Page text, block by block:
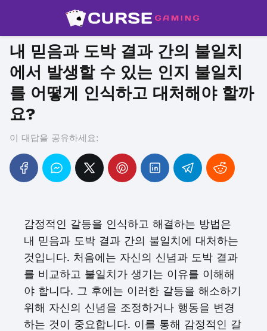
내 믿음과 도박 결과 간의 불일치
에서 발생할 수 있는 인지 불일치
를 어떻게 인식하고 대처해야 할까
요?
이 대답을 공유하세요:
감정적인 갈등을 인식하고 해결하는 방법은
내 믿음과 도박 결과 간의 불일치에 대처하는
것입니다. 처음에는 자신의 신념과 도박 결과
를 비교하고 불일치가 생기는 이유를 이해해
야 합니다. 그 후에는 이러한 갈등을 해소하기
위해 자신의 신념을 조정하거나 행동을 변경
하는 것이 중요합니다. 이를 통해 감정적인 갈